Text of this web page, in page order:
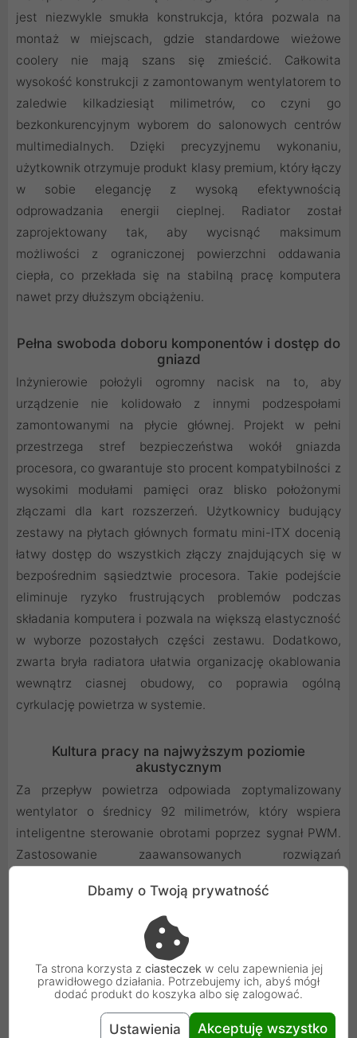
jest niezwykle smukła konstrukcja, która pozwala na
montaż w miejscach, gdzie standardowe wieżowe
coolery nie mają szans się zmieścić. Całkowita
wysokość konstrukcji z zamontowanym wentylatorem to
zaledwie kilkadziesiąt milimetrów, co czyni go
bezkonkurencyjnym wyborem do salonowych centrów
multimedialnych. Dzięki precyzyjnemu wykonaniu,
użytkownik otrzymuje produkt klasy premium, który łączy
w sobie elegancję z wysoką efektywnością
odprowadzania energii cieplnej. Radiator został
zaprojektowany tak, aby wycisnąć maksimum
możliwości z ograniczonej powierzchni oddawania
ciepła, co przekłada się na stabilną pracę komputera
nawet przy dłuższym obciążeniu.
Pełna swoboda doboru komponentów i dostęp do
gniazd
Inżynierowie położyli ogromny nacisk na to, aby
urządzenie nie kolidowało z innymi podzespołami
zamontowanymi na płycie głównej. Projekt w pełni
przestrzega stref bezpieczeństwa wokół gniazda
procesora, co gwarantuje sto procent kompatybilności z
wysokimi modułami pamięci oraz blisko położonymi
złączami dla kart rozszerzeń. Użytkownicy budujący
zestawy na płytach głównych formatu mini-ITX docenią
łatwy dostęp do wszystkich złączy znajdujących się w
bezpośrednim sąsiedztwie procesora. Takie podejście
eliminuje ryzyko frustrujących problemów podczas
składania komputera i pozwala na większą elastyczność
w wyborze pozostałych części zestawu. Dodatkowo,
zwarta bryła radiatora ułatwia organizację okablowania
wewnątrz ciasnej obudowy, co poprawia ogólną
cyrkulację powietrza w systemie.
Kultura pracy na najwyższym poziomie
akustycznym
Za przepływ powietrza odpowiada zoptymalizowany
wentylator o średnicy 92 milimetrów, który wspiera
inteligentne sterowanie obrotami poprzez sygnał PWM.
Zastosowanie zaawansowanych rozwiązań
ciśnienia statycznego przy zachowaniu minimalnego
poziomu generowanego hałasu. Do zestawu dołączono
specjalny adapter, który umożliwia dodatkowe
ograniczenie maksymalnej prędkości obrotowej, co
zadowoli najbardziej wymagających miłośników ciszy.
Nawet podczas intensywnej pracy, system chłodzenia
pozostaje ledwo słyszalny, zapewniając komfortowe
Dbamy o Twoją prywatność
Ta strona korzysta z ciasteczek w celu zapewnienia jej
prawidłowego działania. Potrzebujemy ich, abyś mógł
dodać produkt do koszyka albo się zalogować.
Ustawienia Akceptuję wszystko